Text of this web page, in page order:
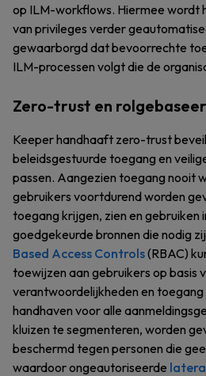
op ILM-workflows. Hiermee wordt
van privileges verder
gewaarborgd dat bevoorrechte
ILM-processen volgt die de
Zero-trust en
Keeper handhaaft zero-trust
beleidsgestuurde toegang en
passen. Aangezien toegang nooit
gebruikers voortdurend worden
toegang krijgen, zien en gebruiken
goedgekeurde bronnen die nodig
Based Access Controls(RBAC)
toewijzen aan gebruikers op basis
verantwoordelijkheden en
handhaven voor alle
kluizen te segmenteren, worden
beschermd tegen personen die
waardoor ongeautoriseerde